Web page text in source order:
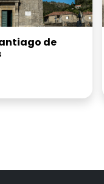
de